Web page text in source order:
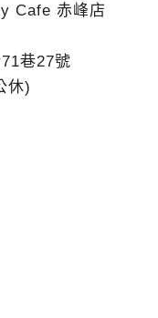
Cafe 赤峰店
巷27號
休)